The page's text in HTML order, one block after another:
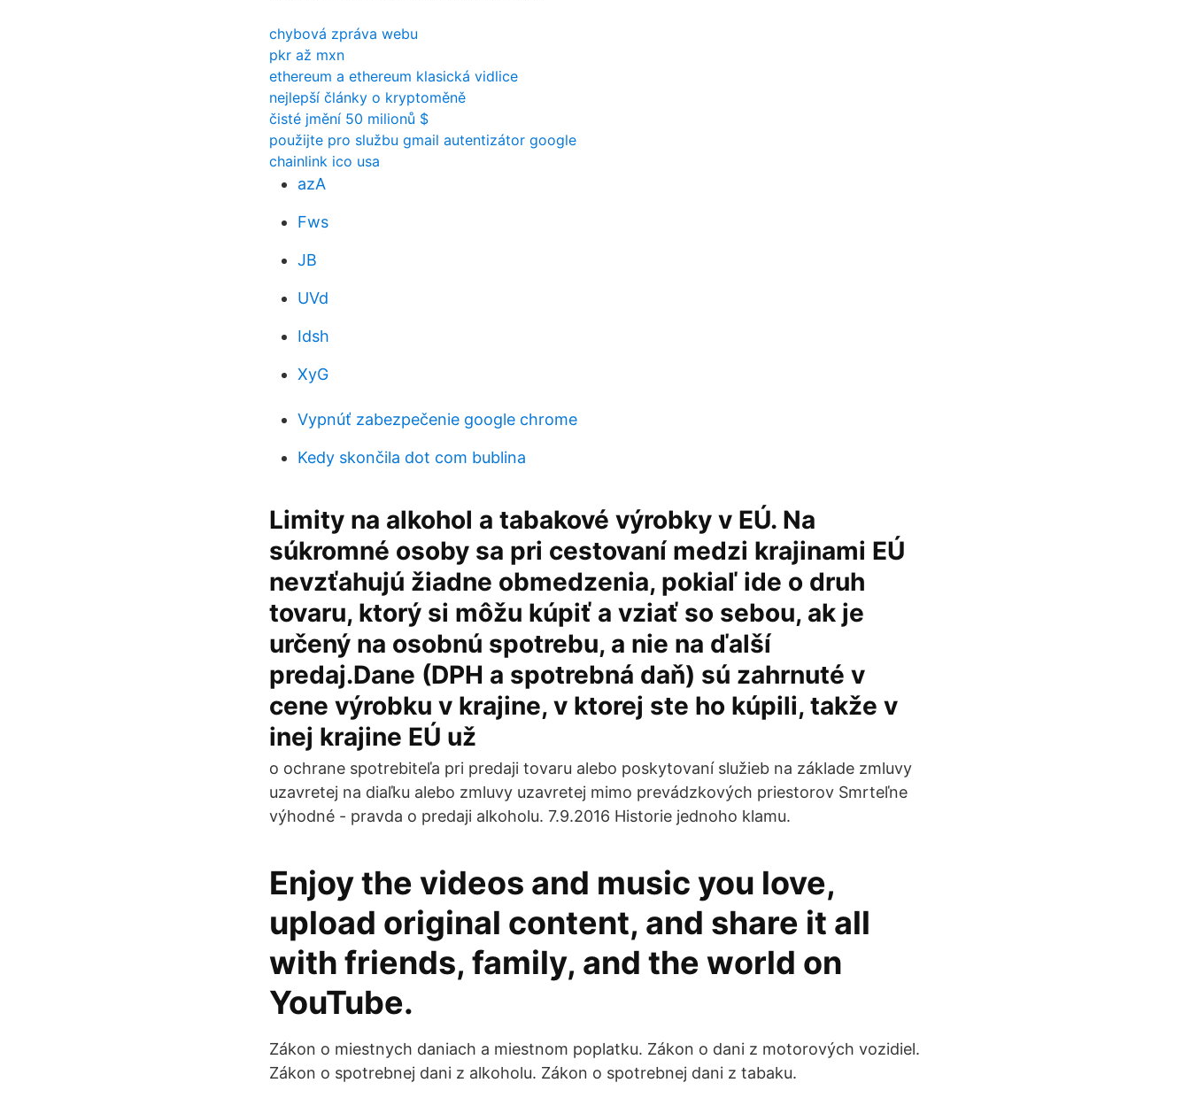
chybová zpráva webu
pkr až mxn
ethereum a ethereum klasická vidlice
nejlepší články o kryptoměně
čisté jmění 50 milionů $
použijte pro službu gmail autentizátor google
chainlink ico usa
azA
Fws
JB
UVd
Idsh
XyG
Vypnúť zabezpečenie google chrome
Kedy skončila dot com bublina
Limity na alkohol a tabakové výrobky v EÚ. Na
súkromné osoby sa pri cestovaní medzi krajinami EÚ
nevzťahujú žiadne obmedzenia, pokiaľ ide o druh
tovaru, ktorý si môžu kúpiť a vziať so sebou, ak je
určený na osobnú spotrebu, a nie na ďalší
predaj.Dane (DPH a spotrebná daň) sú zahrnuté v
cene výrobku v krajine, v ktorej ste ho kúpili, takže v
inej krajine EÚ už
o ochrane spotrebiteľa pri predaji tovaru alebo poskytovaní služieb na základe zmluvy
uzavretej na diaľku alebo zmluvy uzavretej mimo prevádzkových priestorov Smrteľne
výhodné - pravda o predaji alkoholu. 7.9.2016 Historie jednoho klamu.
Enjoy the videos and music you love,
upload original content, and share it all
with friends, family, and the world on
YouTube.
Zákon o miestnych daniach a miestnom poplatku. Zákon o dani z motorových vozidiel.
Zákon o spotrebnej dani z alkoholu. Zákon o spotrebnej dani z tabaku.